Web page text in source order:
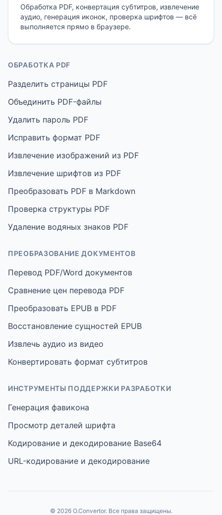
Обработка PDF, конвертация субтитров, извлечение
аудио, генерация иконок, проверка шрифтов — всё
выполняется прямо в браузере.
ОБРАБОТКА PDF
Разделить страницы PDF
Объединить PDF-файлы
Удалить пароль PDF
Исправить формат PDF
Извлечение изображений из PDF
Извлечение шрифтов из PDF
Преобразовать PDF в Markdown
Проверка структуры PDF
Удаление водяных знаков PDF
ПРЕОБРАЗОВАНИЕ ДОКУМЕНТОВ
Перевод PDF/Word документов
Сравнение цен перевода PDF
Преобразовать EPUB в PDF
Восстановление сущностей EPUB
Извлечь аудио из видео
Конвертировать формат субтитров
ИНСТРУМЕНТЫ ПОДДЕРЖКИ РАЗРАБОТКИ
Генерация фавикона
Просмотр деталей шрифта
Кодирование и декодирование Base64
URL-кодирование и декодирование
© 2026 O.Convertor. Все права защищены.